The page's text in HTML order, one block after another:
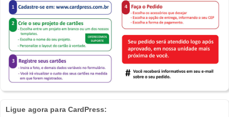
Ligue agora para CardPress: